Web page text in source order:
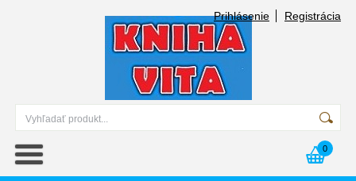
Prihlásenie Registrácia
0